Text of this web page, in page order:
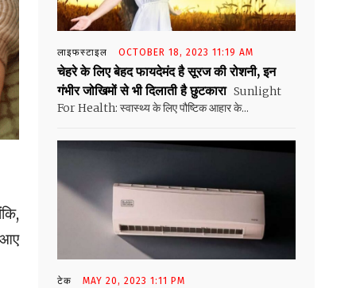
लाइफस्टाइल OCTOBER 18, 2023 11:19 AM
चेहरे के लिए बेहद फायदेमंद है सूरज की रोशनी, इन
गंभीर जोखिमों से भी दिलाती है छुटकारा Sunlight
For Health: स्वास्थ्य के लिए पौष्टिक आहार के...
टेक MAY 20, 2023 1:11 PM